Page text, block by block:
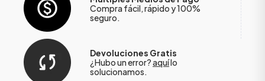
Compra fácil, rápido y 100%
seguro.
Devoluciones Gratis
¿Hubo un error?aquílo
solucionamos.